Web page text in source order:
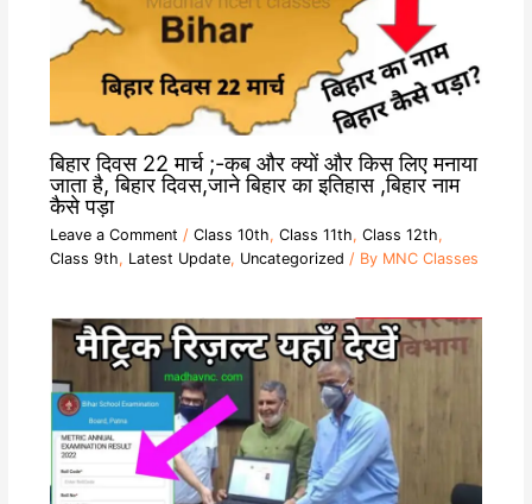
बिहार दिवस 22 मार्च ;-कब और क्यों और किस लिए मनाया
जाता है, बिहार दिवस,जाने बिहार का इतिहास ,बिहार नाम
कैसे पड़ा
Leave a Comment / Class 10th, Class 11th, Class 12th,
Class 9th, Latest Update, Uncategorized / By MNC Classes